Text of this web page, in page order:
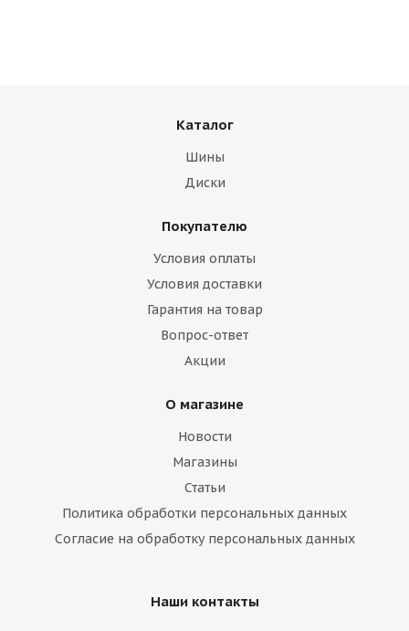
Каталог
Шины
Диски
Покупателю
Условия оплаты
Условия доставки
Гарантия на товар
Вопрос-ответ
Акции
О магазине
Новости
Магазины
Статьи
Политика обработки персональных данных
Согласие на обработку персональных данных
Наши контакты